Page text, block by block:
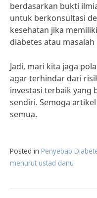
berdasarkan bukti
untuk berkonsultasi
kesehatan jika
diabetes atau
Jadi, mari kita jaga
agar terhindar dari
investasi terbaik yang
sendiri. Semoga
semua.
Posted in Penyebab
menurut ustad danu